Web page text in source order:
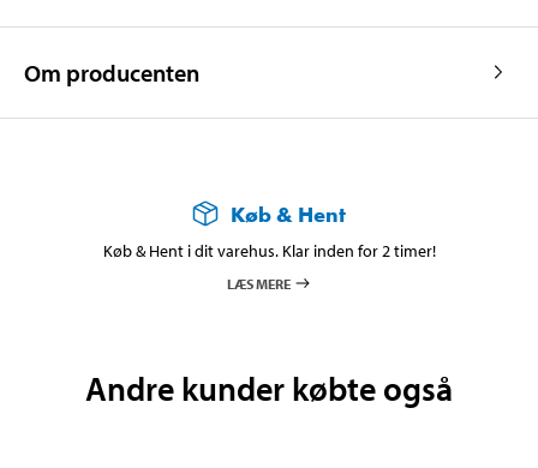
Om producenten
Køb & Hent
Køb & Hent i dit varehus. Klar inden for 2 timer!
LÆS MERE
Andre kunder købte også